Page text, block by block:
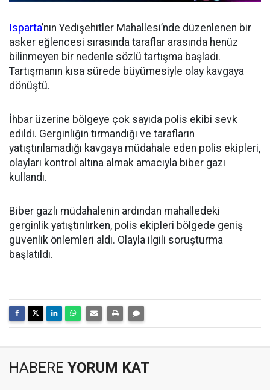
Isparta’nın Yedişehitler Mahallesi’nde düzenlenen bir
asker eğlencesi sırasında taraflar arasında henüz
bilinmeyen bir nedenle sözlü tartışma başladı.
Tartışmanın kısa sürede büyümesiyle olay kavgaya
dönüştü.
İhbar üzerine bölgeye çok sayıda polis ekibi sevk
edildi. Gerginliğin tırmandığı ve tarafların
yatıştırılamadığı kavgaya müdahale eden polis ekipleri,
olayları kontrol altına almak amacıyla biber gazı
kullandı.
Biber gazlı müdahalenin ardından mahalledeki
gerginlik yatıştırılırken, polis ekipleri bölgede geniş
güvenlik önlemleri aldı. Olayla ilgili soruşturma
başlatıldı.
HABERE YORUM KAT